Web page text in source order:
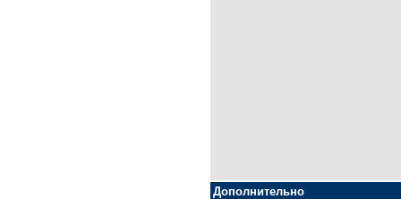
Дополнительно